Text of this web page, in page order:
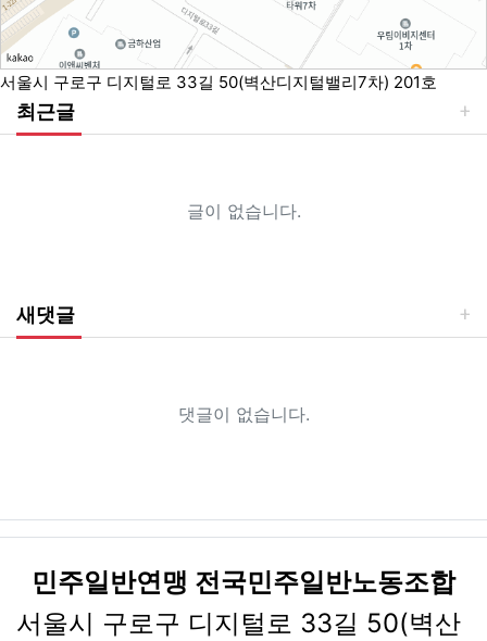
서울시 구로구 디지털로 33길 50(벽산디지털밸리7차) 201호
최근글
글이 없습니다.
새댓글
댓글이 없습니다.
민주일반연맹 전국민주일반노동조합
서울시 구로구 디지털로 33길 50(벽산